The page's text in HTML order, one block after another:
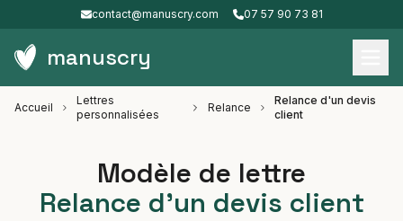
contact@manuscry.com 07 57 90 73 81
manuscry
Accueil
Lettres
personnalisées
Relance
Relance d'un devis
client
Modèle de lettre
Relance d'un devis client